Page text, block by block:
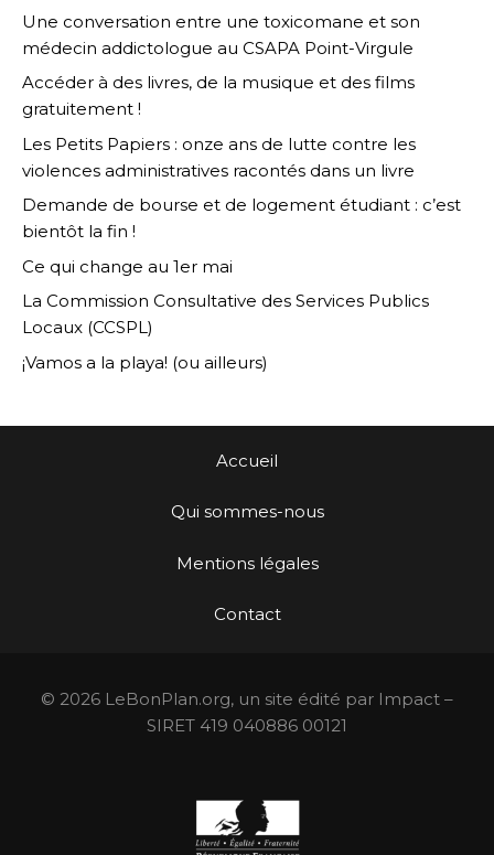
Une conversation entre une toxicomane et son
médecin addictologue au CSAPA Point-Virgule
Accéder à des livres, de la musique et des films
gratuitement !
Les Petits Papiers : onze ans de lutte contre les
violences administratives racontés dans un livre
Demande de bourse et de logement étudiant : c’est
bientôt la fin !
Ce qui change au 1er mai
La Commission Consultative des Services Publics
Locaux (CCSPL)
¡Vamos a la playa! (ou ailleurs)
Accueil
Qui sommes-nous
Mentions légales
Contact
© 2026 LeBonPlan.org, un site édité par Impact –
SIRET 419 040886 00121